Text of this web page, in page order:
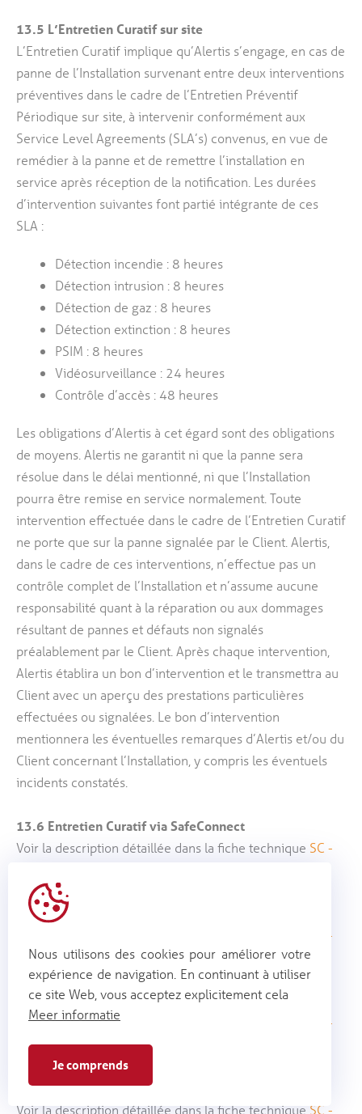
13.5 L’Entretien Curatif sur site
L’Entretien Curatif implique qu’Alertis s’engage, en cas de
panne de l’Installation survenant entre deux interventions
préventives dans le cadre de l’Entretien Préventif
Périodique sur site, à intervenir conformément aux
Service Level Agreements (SLA’s) convenus, en vue de
remédier à la panne et de remettre l’installation en
service après réception de la notification. Les durées
d’intervention suivantes font partié intégrante de ces
SLA :
Détection incendie : 8 heures
Détection intrusion : 8 heures
Détection de gaz : 8 heures
Détection extinction : 8 heures
PSIM : 8 heures
Vidéosurveillance : 24 heures
Contrôle d’accès : 48 heures
Les obligations d’Alertis à cet égard sont des obligations
de moyens. Alertis ne garantit ni que la panne sera
résolue dans le délai mentionné, ni que l’Installation
pourra être remise en service normalement. Toute
intervention effectuée dans le cadre de l’Entretien Curatif
ne porte que sur la panne signalée par le Client. Alertis,
dans le cadre de ces interventions, n’effectue pas un
contrôle complet de l’Installation et n’assume aucune
responsabilité quant à la réparation ou aux dommages
résultant de pannes et défauts non signalés
préalablement par le Client. Après chaque intervention,
Alertis établira un bon d’intervention et le transmettra au
Client avec un aperçu des prestations particulières
effectuées ou signalées. Le bon d’intervention
mentionnera les éventuelles remarques d’Alertis et/ou du
Client concernant l’Installation, y compris les éventuels
incidents constatés.
13.6 Entretien Curatif via SafeConnect
Voir la description détaillée dans la fiche technique SC -
13.7Raccordement à la centrale via Alertis
SC -
Raccordement Télésurveillance.
13.8Connexion de données via carte SIM Alertis
Voir la description détaillée dans la fiche technique
SC -
Abonnement Carte SIM.
13.9Nedap Upgrade Assurance
Voir la description détaillée dans la fiche technique SC -
Nous utilisons des cookies pour améliorer votre
expérience de navigation. En continuant à utiliser
ce site Web, vous acceptez explicitement cela
Meer informatie
Je comprends